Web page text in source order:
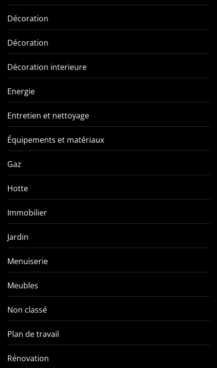
Décoration
Décoration
Décoration interieure
Energie
Entretien et nettoyage
Équipements et matériaux
Gaz
Hotte
Immobilier
Jardin
Menuiserie
Meubles
Non classé
Plan de travail
Rénovation